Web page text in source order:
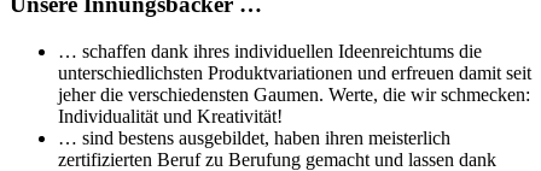
… schaffen dank ihres individuellen Ideenreichtums die
unterschiedlichsten Produktvariationen und erfreuen damit seit
jeher die verschiedensten Gaumen. Werte, die wir schmecken:
Individualität und Kreativität!
… sind bestens ausgebildet, haben ihren meisterlich
zertifizierten Beruf zu Berufung gemacht und lassen dank